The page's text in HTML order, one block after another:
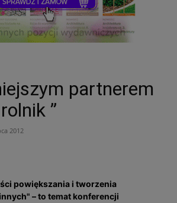
partnerem
”
2012
powiększania i tworzenia
– to temat konferencji